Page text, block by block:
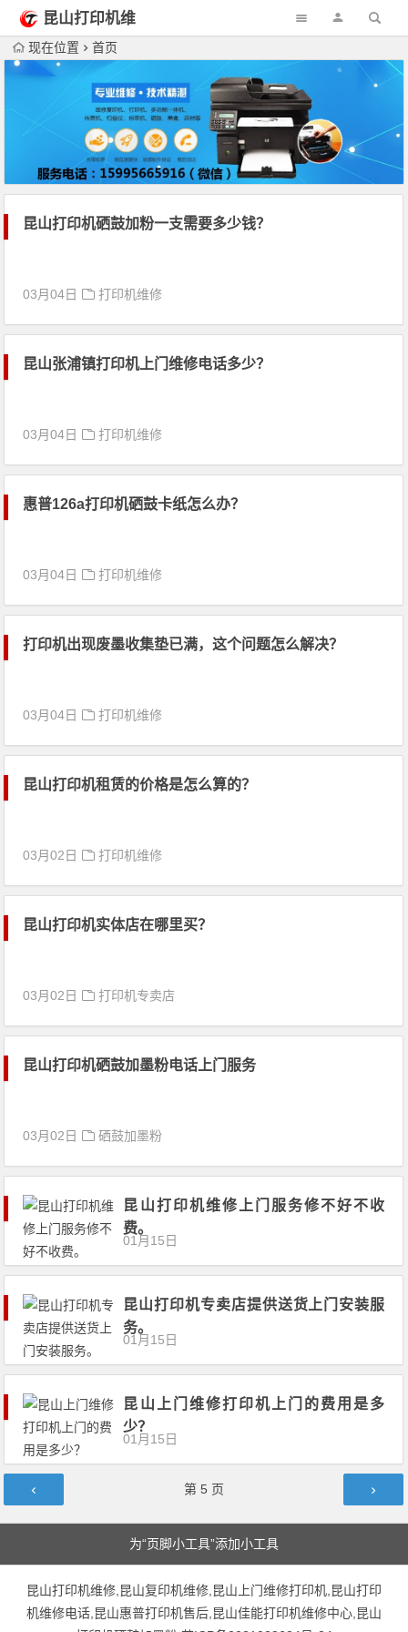
昆山打印机维
修现在位置 首页
昆山打印机硒鼓加粉一支需要多少钱？
03月04日 打印机维修
昆山张浦镇打印机上门维修电话多少？
03月04日 打印机维修
惠普126a打印机硒鼓卡纸怎么办？
03月04日 打印机维修
打印机出现废墨收集垫已满，这个问题怎么解决？
03月04日 打印机维修
昆山打印机租赁的价格是怎么算的？
03月02日 打印机维修
昆山打印机实体店在哪里买？
03月02日 打印机专卖店
昆山打印机硒鼓加墨粉电话上门服务
03月02日 硒鼓加墨粉
昆山打印机维修上门服务修不好不收
费。
01月15日
昆山打印机专卖店提供送货上门安装服
务。
01月15日
昆山上门维修打印机上门的费用是多
少？
01月15日
文章导航 第 5 页
为“页脚小工具”添加小工具
昆山打印机维修,昆山复印机维修,昆山上门维修打印机,昆山打印
机维修电话,昆山惠普打印机售后,昆山佳能打印机维修中心,昆山